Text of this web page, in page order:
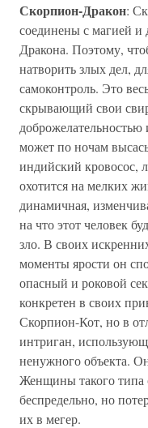
Скорпион-Дракон:
соединены с магией и
Дракона. Поэтому,
натворить злых дел,
самоконтроль. Это
скрывающий свои
может по ночам
индийский кровосос,
охотится на мелких
динамичная,
на что этот человек
зло. В своих
моменты ярости он
опасный и роковой
конкретен в своих
Скорпион-Кот, но в
интриган,
ненужного объекта.
Женщины такого типа
беспредельно, но
их в мегер.